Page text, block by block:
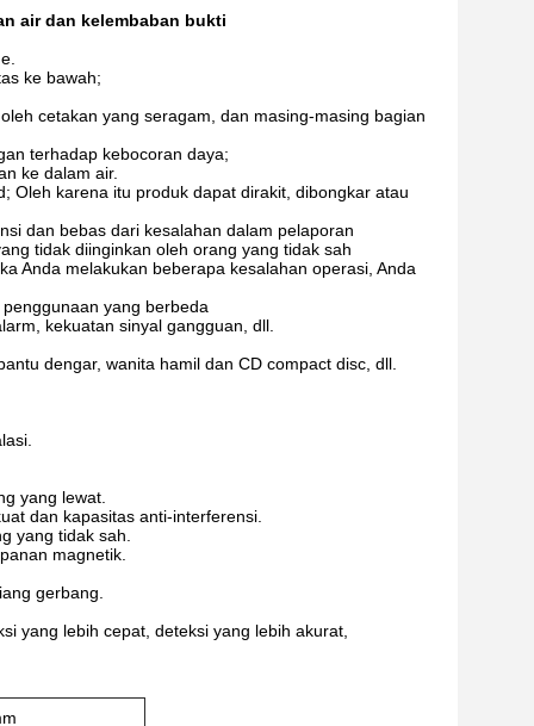
air dan kelembaban bukti
ke bawah;
cetakan yang seragam, dan masing-masing bagian
terhadap kebocoran daya;
ke dalam air.
Oleh karena itu produk dapat dirakit, dibongkar atau
dan bebas dari kesalahan dalam pelaporan
tidak diinginkan oleh orang yang tidak sah
Anda melakukan beberapa kesalahan operasi, Anda
yang berbeda
kekuatan sinyal gangguan, dll.
dengar, wanita hamil dan CD compact disc, dll.
yang lewat.
dan kapasitas anti-interferensi.
yang tidak sah.
magnetik.
gerbang.
yang lebih cepat, deteksi yang lebih akurat,